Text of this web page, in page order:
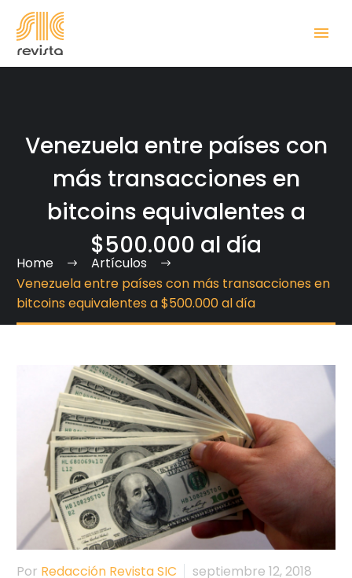
Venezuela entre países con
más transacciones en
bitcoins equivalentes a
$500.000 al día
Home
Artículos
Venezuela entre países con más transacciones en
bitcoins equivalentes a $500.000 al día
Por Redacción Revista SIC septiembre 12, 2018